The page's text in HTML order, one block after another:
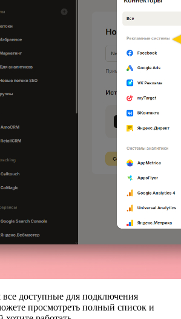
доступные для подключения
просмотреть полный список и